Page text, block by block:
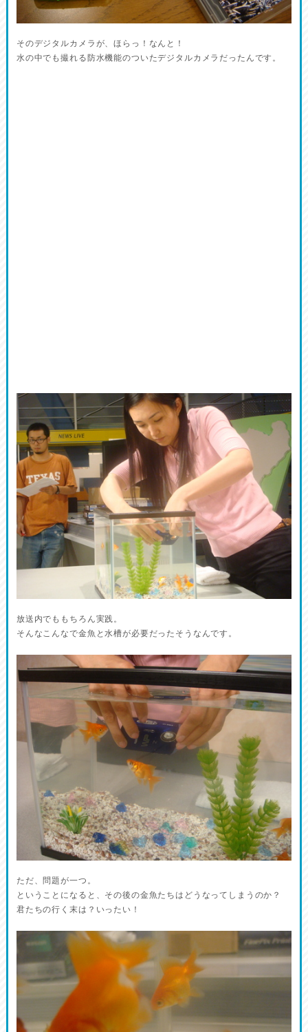
そのデジタルカメラが、ほらっ！なんと！
水の中でも撮れる防水機能のついたデジタルカメラだったんです。
放送内でももちろん実践。
そんなこんなで金魚と水槽が必要だったそうなんです。
ただ、問題が一つ。
ということになると、その後の金魚たちはどうなってしまうのか？
君たちの行く末は？いったい！